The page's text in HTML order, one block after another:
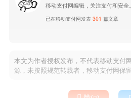
移动支付网编辑，关注支付和安全。
已在移动支付网发表301 篇文章
本文为作者授权发布，不代表移动支付
源，未按照规范转载者，移动支付网保